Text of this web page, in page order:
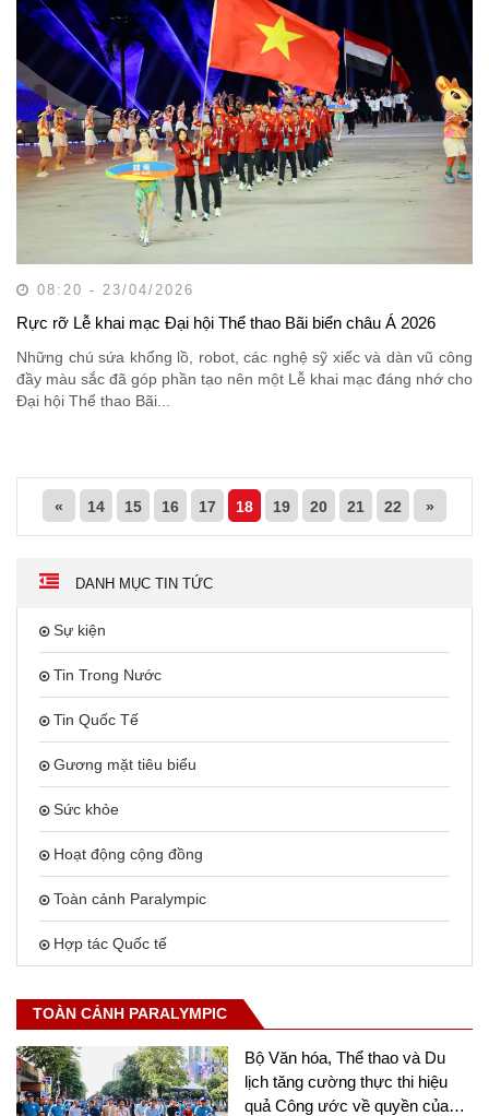
08:20 - 23/04/2026
Rực rỡ Lễ khai mạc Đại hội Thể thao Bãi biển châu Á 2026
Những chú sứa khổng lồ, robot, các nghệ sỹ xiếc và dàn vũ công
đầy màu sắc đã góp phần tạo nên một Lễ khai mạc đáng nhớ cho
Đại hội Thể thao Bãi...
« 14 15 16 17 18 19 20 21 22 »
DANH MỤC TIN TỨC
Sự kiện
Tin Trong Nước
Tin Quốc Tế
Gương mặt tiêu biểu
Sức khỏe
Hoạt động cộng đồng
Toàn cảnh Paralympic
Hợp tác Quốc tế
TOÀN CẢNH PARALYMPIC
Bộ Văn hóa, Thể thao và Du
lịch tăng cường thực thi hiệu
quả Công ước về quyền của